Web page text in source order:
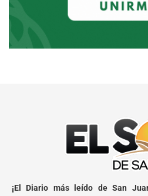
¡El Diario más leído de San